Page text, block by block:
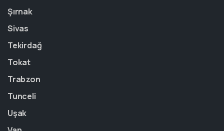
Şırnak
Sivas
Tekirdağ
Tokat
Trabzon
Tunceli
Uşak